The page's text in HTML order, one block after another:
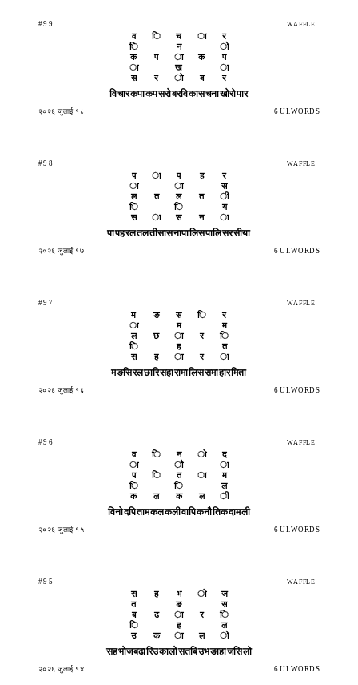
#99 WAFFLE
व ि च ा
र
ि
न
ो
क
प ा क
प
ा
ख
ा
स
र ो ब र
विचारकपाकपसरोबरविकासचनाखोरोपार
२०२६ जुलाई १८ 6 UI.WORDS
#98 WAFFLE
प ा प ह
र
ा
ा
स
ल
त ल त
ी
ि
ि
य
स
ा स न ा
पापहरलतलतीसासनापालिसपालिसरसीया
२०२६ जुलाई १७ 6 UI.WORDS
#97 WAFFLE
म ङ स ि
र
ा
म
म
ल
छ ा र
ि
ि
ह
त
स
ह ा र ा
मङसिरलछारिसहारामालिससमाहारमिता
२०२६ जुलाई १६ 6 UI.WORDS
#96 WAFFLE
व ि न ो
द
ा
ौ
ा
प
ि त ा
म
ि
ि
ल
क
ल क ल ी
विनोदपितामकलकलीवापिकनौतिकदामली
२०२६ जुलाई १५ 6 UI.WORDS
#95 WAFFLE
स ह भ ो
ज
त
ङ
स
ब
ढ ा र
ि
ि
ह
ल
उ
क ा ल ो
सहभोजबढारिउकालोसतबिउभङाहाजसिलो
२०२६ जुलाई १४ 6 UI.WORDS